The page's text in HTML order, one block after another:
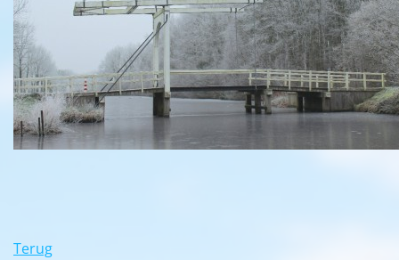
Terug